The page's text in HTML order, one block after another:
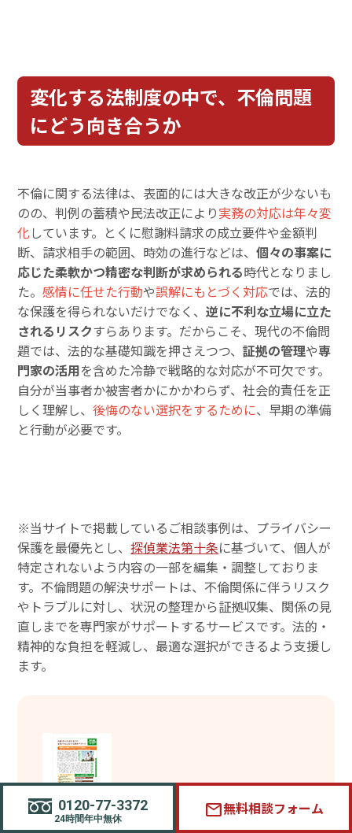
変化する法制度の中で、不倫問題
にどう向き合うか
不倫に関する法律は、表面的には大きな改正が少ないも
のの、判例の蓄積や民法改正により実務の対応は年々変
化 しています。とくに慰謝料請求の成立要件や金額判
断、請求相手の範囲、時効の進行などは、個々の事案に
応じた柔軟かつ精密な判断が求められる時代となりまし
た。感情に任せた行動や誤解にもとづく対応では、法的
な保護を得られないだけでなく、逆に不利な立場に立た
されるリスクすらあります。だからこそ、現代の不倫問
題では、法的な基礎知識を押さえつつ、証拠の管理や専
門家の活用を含めた冷静で戦略的な対応が不可欠です。
自分が当事者か被害者かにかかわらず、社会的責任を正
しく理解し、後悔のない選択をするために、早期の準備
と行動が必要です。
※当サイトで掲載しているご相談事例は、プライバシー
保護を最優先とし、探偵業法第十条に基づいて、個人が
特定されないよう内容の一部を編集・調整しておりま
す。不倫問題の解決サポートは、不倫関係に伴うリスク
やトラブルに対し、状況の整理から証拠収集、関係の見
直しまでを専門家がサポートするサービスです。法的・
精神的な負担を軽減し、最適な選択ができるよう支援し
ます。
メディア掲載情報
0120-77-3372
24時間年中無休 mail無料相談フォーム